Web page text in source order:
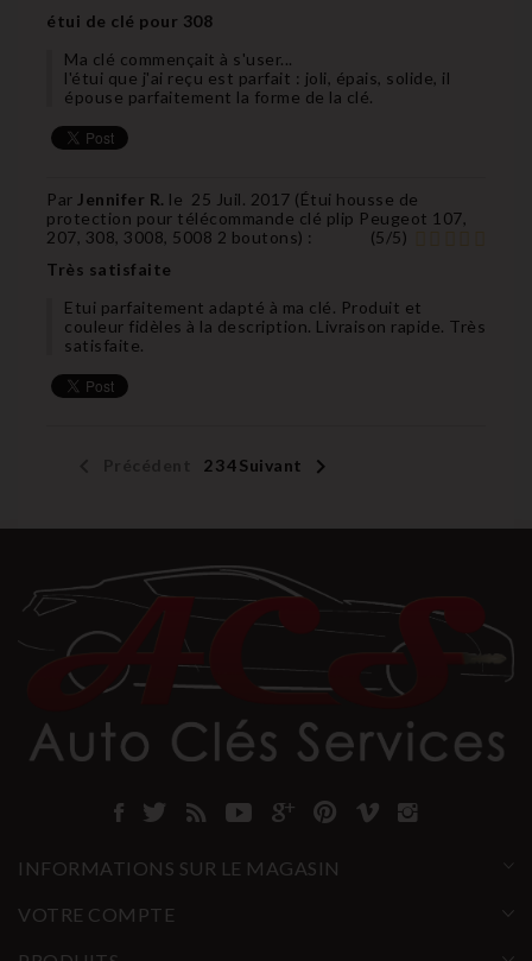
étui de clé pour 308
Ma clé commençait à s'user...
l'étui que j'ai reçu est parfait : joli, épais, solide, il
épouse parfaitement la forme de la clé.
Par Jennifer R. le 25 Juil. 2017 (Étui housse de
protection pour télécommande clé plip Peugeot 107,
207, 308, 3008, 5008 2 boutons) : (5/5)
Très satisfaite
Etui parfaitement adapté à ma clé. Produit et
couleur fidèles à la description. Livraison rapide. Très
satisfaite.
234Suivant 
INFORMATIONS SUR LE MAGASIN
VOTRE COMPTE